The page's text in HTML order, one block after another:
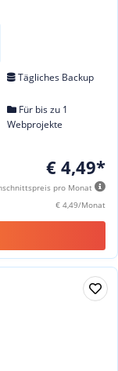
Tägliches Backup
Für bis zu 1
Webprojekte
€ 4,49*
pro Monat
€ 4,49/Monat